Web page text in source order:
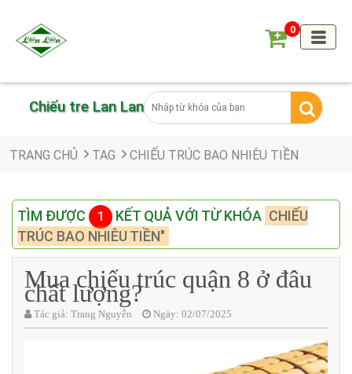
0
Chiếu tre Lan Lan
TRANG CHỦ TAG CHIẾU TRÚC BAO NHIÊU TIỀN
TÌM ĐƯỢC 1 KẾT QUẢ VỚI TỪ KHÓA CHIẾU
TRÚC BAO NHIÊU TIỀN"
Mua chiếu trúc quận 8 ở đâu
chất lượng?
Tác giả: Trang Nguyễn Ngày: 02/07/2025